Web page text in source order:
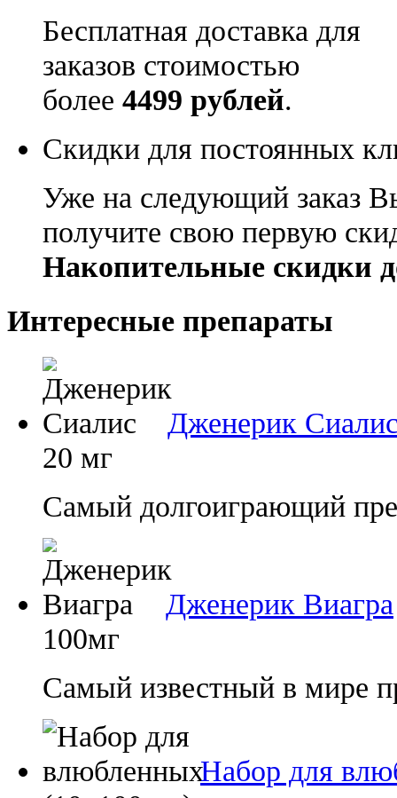
Бесплатная доставка для
заказов стоимостью
более 4499 рублей.
Скидки для постоянных
Уже на следующий заказ
получите свою первую
Накопительные скидки
Интересные препараты
Дженерик
20 мг
Самый долгоиграющий
Дженерик Виагра
100мг
Самый известный в мире
Набор для